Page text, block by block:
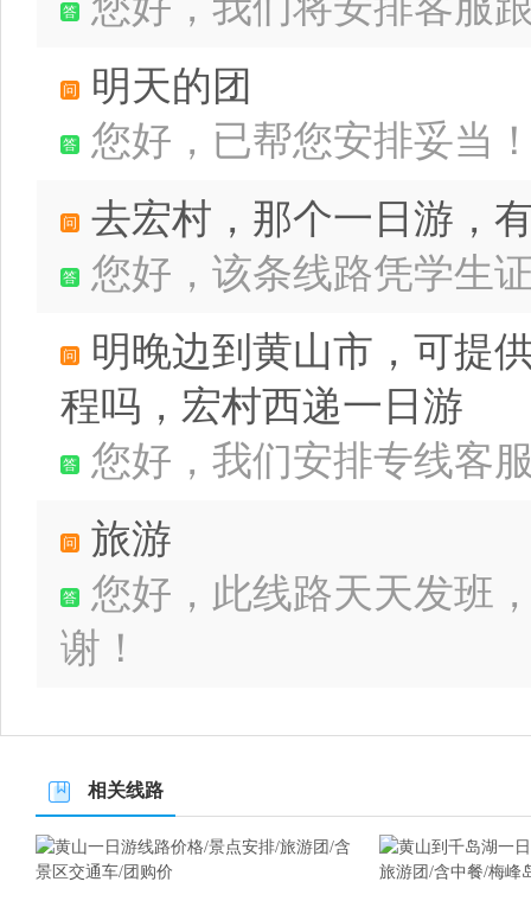
明天的团
您好，已帮您安排妥当
去宏村，那个一日游，
您好，该条线路凭学生
明晚边到黄山市，可提
程吗，宏村西递一日游
您好，我们安排专线客
旅游
您好，此线路天天发班
谢！
相关线路